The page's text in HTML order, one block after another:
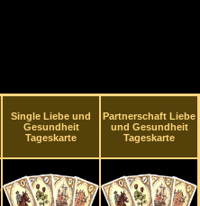
Single Liebe und
Gesundheit
Tageskarte
Partnerschaft Liebe
und Gesundheit
Tageskarte